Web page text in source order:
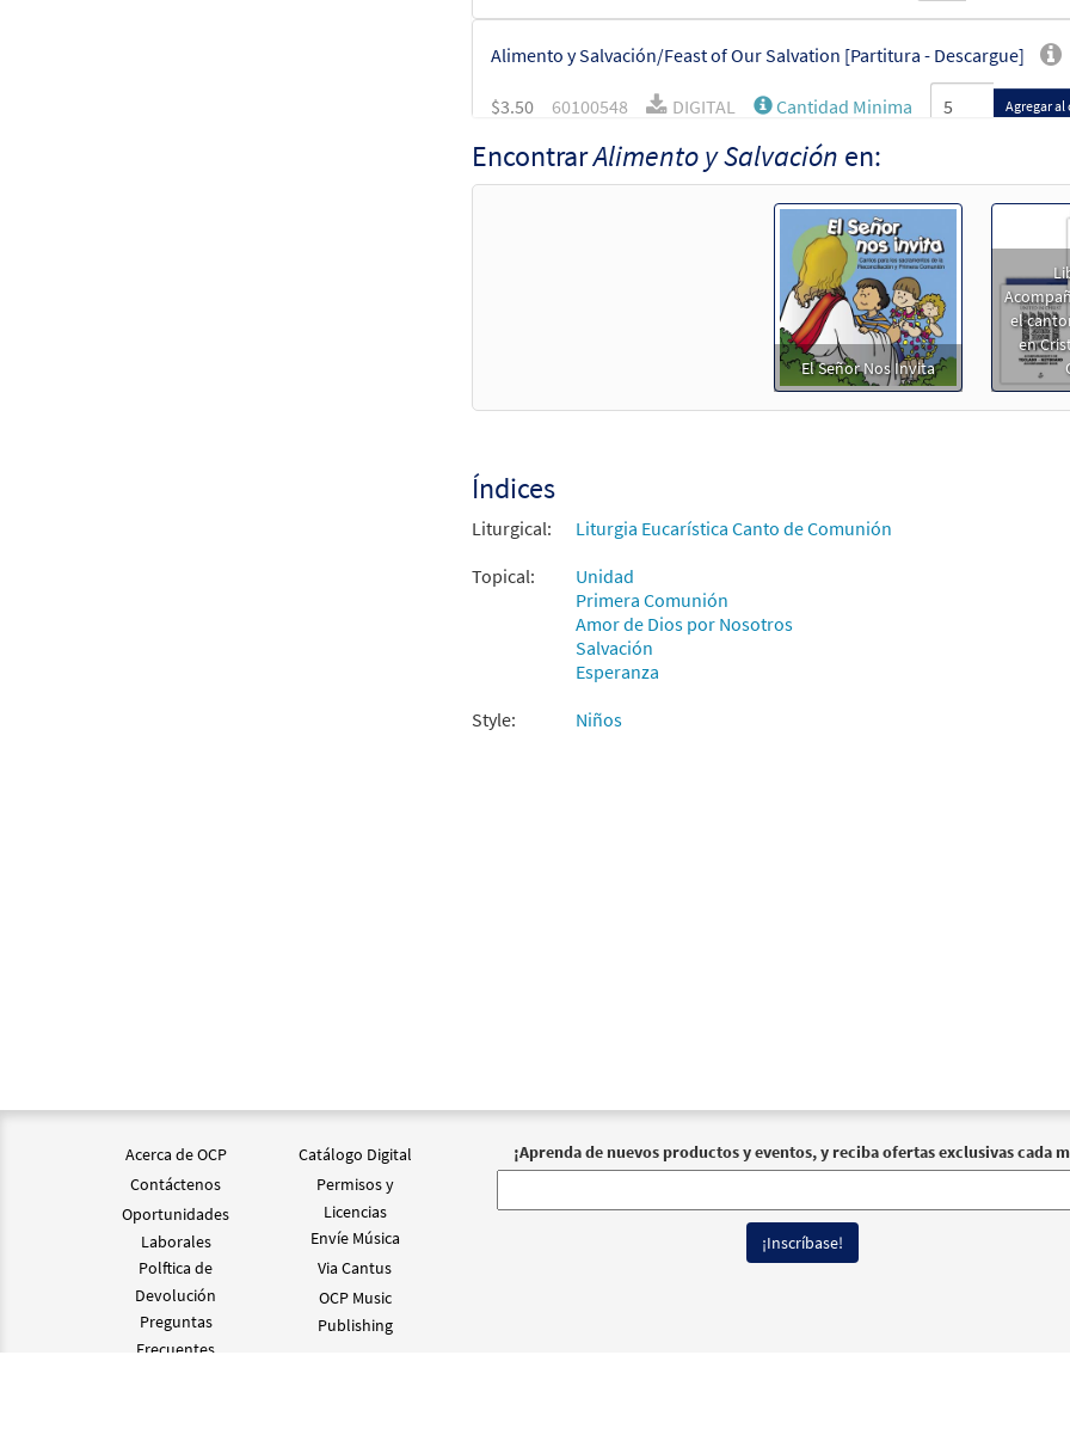
Alimento y Salvación/Feast of Our Salvation [Partitura - Descargue]
$3.50 60100548 DIGITAL Cantidad Minima Agregar al
Alimento y Salvación [Acompañamiento Teclado / Guitarra - Descargue]
Agregar al carrito
Alimento y Salvación [Acompañamiento Instrumento - Descargue]
$1.95 95998 DIGITAL Agregar al carrito
Alimento y Salvación [Acompañamiento Guitarra - Descargue]
2.75 30152169
EncontrarAlimento y Salvación en:
El Señor Nos Invita
el
en
Índices
Liturgical:
Liturgia Eucarística Canto de Comunión
Topical:
Unidad
Primera Comunión
Amor de Dios por Nosotros
Salvación
Esperanza
Style:
Niños
Acerca de OCP
Contáctenos
Oportunidades
Laborales
Polftica de
Devolución
Preguntas
Frecuentes
Catálogo Digital
Permisos y
Licencias
Envíe Música
Via Cantus
OCP Music
Publishing
¡Aprenda de nuevos productos y eventos, y reciba ofertas exclusivas cada